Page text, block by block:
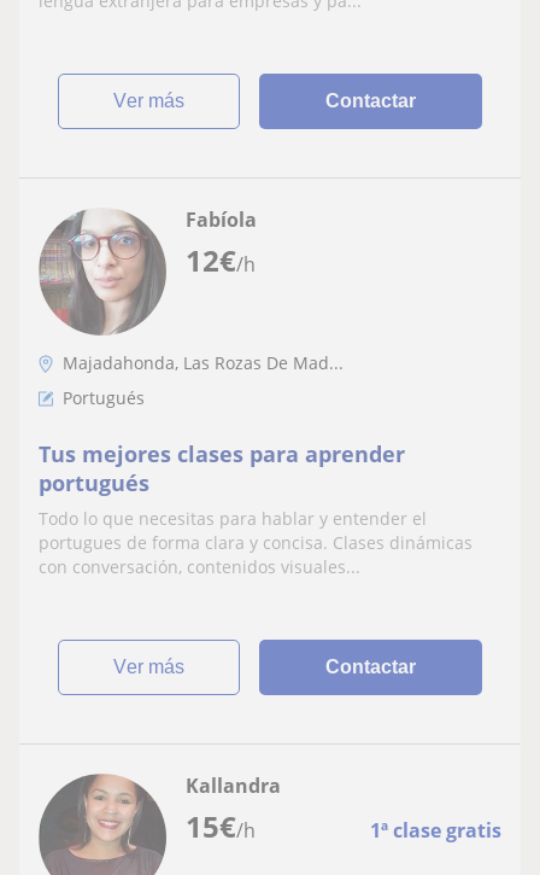
ver más Contactar
12€/h
Fabíola
Majadahonda, Las Rozas De Mad...
Portugués
Tus mejores clases para aprender
portugués
Todo lo que necesitas para hablar y entender el
portugues de forma clara y concisa. Clases dinámicas
con conversación, contenidos visuales...
ver más Contactar
15€/h 1ª clase gratis
Kallandra